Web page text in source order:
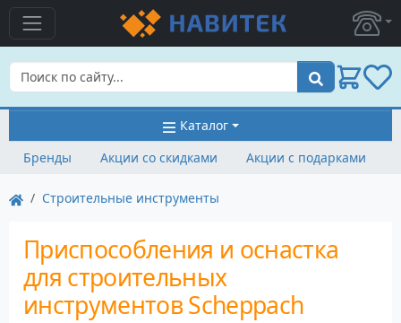
Поиск
Каталог
Бренды
Акции со скидками Акции с подарками
Строительные инструменты
Приспособления и оснастка
для строительных
инструментов Scheppach